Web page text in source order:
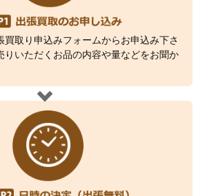
買取り申込みフォームからお申込み下さ
りいただくお品の内容や量などをお聞か